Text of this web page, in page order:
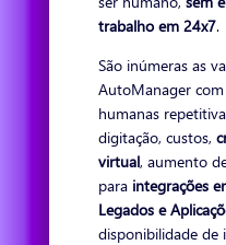
trabalho em 24x7.
São inúmeras as
AutoManager
humanas
digitação, custos,
virtual, aumento
para integrações
Legados e
disponibilidade de